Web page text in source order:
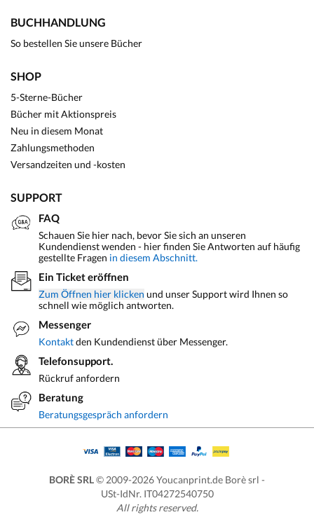
BUCHHANDLUNG
So bestellen Sie unsere Bücher
SHOP
5-Sterne-Bücher
Bücher mit Aktionspreis
Neu in diesem Monat
Zahlungsmethoden
Versandzeiten und -kosten
SUPPORT
FAQ
Schauen Sie hier nach, bevor Sie sich an unseren
Kundendienst wenden - hier finden Sie Antworten auf häufig
gestellte Fragen in diesem Abschnitt.
Ein Ticket eröffnen
Zum Öffnen hier klicken und unser Support wird Ihnen so
schnell wie möglich antworten.
Messenger
Kontaktden Kundendienst über Messenger.
Telefonsupport.
Rückruf anfordern
Beratung
Beratungsgespräch anfordern
BORÈ SRL© 2009-2026 Youcanprint.de Borè srl -
USt-IdNr. IT04272540750
All rights reserved.